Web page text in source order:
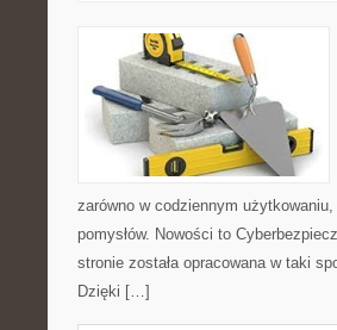
zarówno w codziennym
pomysłów. Nowości to
stronie została opracowana w taki
Dzięki […]